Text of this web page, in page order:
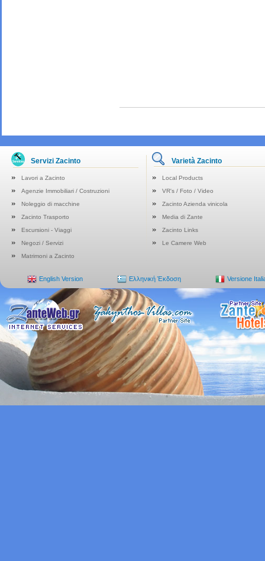
Servizi Zacinto Varietà Zacinto
Lavori a Zacinto
Local Products
Agenzie Immobiliari / Costruzioni
VR's / Foto / Video
Noleggio di macchine
Zacinto Azienda vinicola
Zacinto Trasporto
Media di Zante
Escursioni - Viaggi
Zacinto Links
Negozi / Servizi
Le Camere Web
Matrimoni a Zacinto
English Version Ελληνική Έκδοση Versione